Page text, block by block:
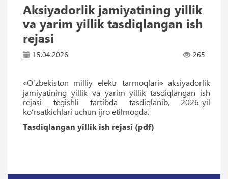
Aksiyadorlik jamiyatining yillik
va yarim yillik tasdiqlangan ish
rejasi
15.04.2026 265
«O‘zbekiston milliy elektr tarmoqlari» aksiyadorlik
jamiyatining yillik va yarim yillik tasdiqlangan ish
rejasi tegishli tartibda tasdiqlanib, 2026-yil
ko‘rsatkichlari uchun ijro etilmoqda.
Tasdiqlangan yillik ish rejasi (pdf)